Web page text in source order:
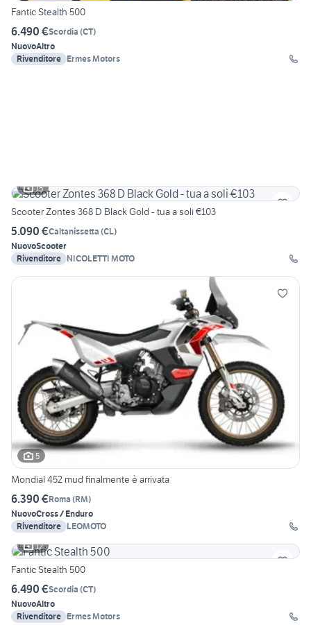
Fantic Stealth 500
6.490 €Scordia (CT)
NuovoAltro
Rivenditore Ermes Motors
15
Scooter Zontes 368 D Black Gold - tua a soli €103
5.090 €Caltanissetta (CL)
NuovoScooter
Rivenditore NICOLETTI MOTO
5
Mondial 452 mud finalmente è arrivata
6.390 €Roma (RM)
NuovoCross / Enduro
Rivenditore LEOMOTO
12
Fantic Stealth 500
6.490 €Scordia (CT)
NuovoAltro
Rivenditore Ermes Motors